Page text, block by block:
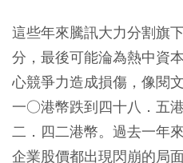
這些年來騰訊大力分割旗
分，最後可能淪為熱中資
心競爭力造成損傷，像閱
一○港幣跌到四十八．五
二．四二港幣。過去一年
企業股價都出現閃崩的局